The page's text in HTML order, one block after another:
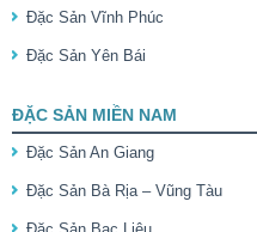
Đặc Sản Vĩnh Phúc
Đặc Sản Yên Bái
ĐẶC SẢN MIỀN NAM
Đặc Sản An Giang
Đặc Sản Bà Rịa – Vũng Tàu